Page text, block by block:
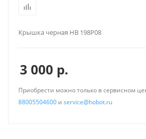
Крышка черная HB 198P08
3 000 р.
Приобрести можно только в сервисном
88005504600 и service@hobot.ru